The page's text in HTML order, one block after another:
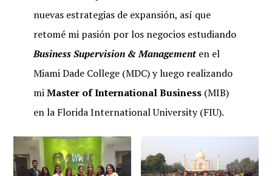
nuevas estrategias de expansión, así que
retomé mi pasión por los negocios estudiando
Business Supervision & Managementen el
Miami Dade College (MDC) y luego realizando
miMaster of International Business(MIB)
en la Florida International University (FIU).